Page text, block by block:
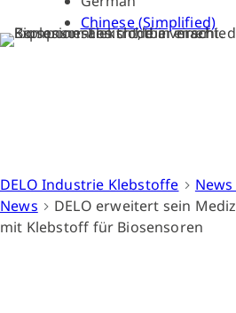
Chinese (Simplified)
DELO Industrie Klebstoffe
News
DELO erweitert sein
mit Klebstoff für Biosensoren